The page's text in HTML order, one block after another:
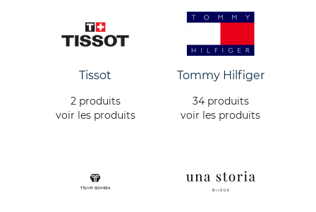
Tissot
2 produits
voir les produits
Tommy Hilfiger
34 produits
voir les produits